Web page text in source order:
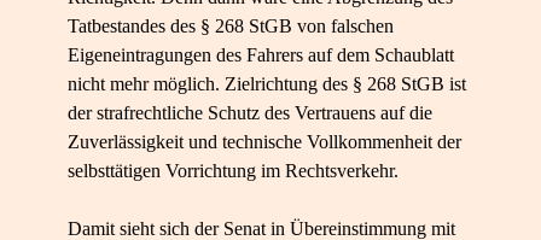
Tatbestandes des § 268 StGB von falschen
Eigeneintragungen des Fahrers auf dem Schaublatt
nicht mehr möglich. Zielrichtung des § 268 StGB ist
der strafrechtliche Schutz des Vertrauens auf die
Zuverlässigkeit und technische Vollkommenheit der
selbsttätigen Vorrichtung im Rechtsverkehr.
Damit sieht sich der Senat in Übereinstimmung mit